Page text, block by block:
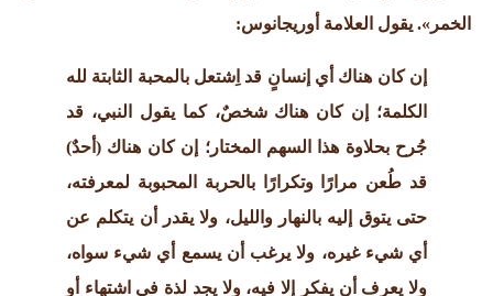
الخمر». يقول العلامة أوريجانوس:
إن كان هناك أي إنسانٍ قد اِشتعل بالمحبة الثابتة لله
الكلمة؛ إن كان هناك شخصٌ، كما يقول النبي، قد
جُرح بحلاوة هذا السهم المختار؛ إن كان هناك (أحدٌ)
قد طُعن مرارًا وتكرارًا بالحربة المحبوبة لمعرفته،
حتى يتوق إليه بالنهار والليل، ولا يقدر أن يتكلم عن
أي شيء غيره، ولا يرغب أن يسمع أي شيء سواه،
ولا يعرف أن يفكر إلا فيه، ولا يجد لذة في اشتهاء أو